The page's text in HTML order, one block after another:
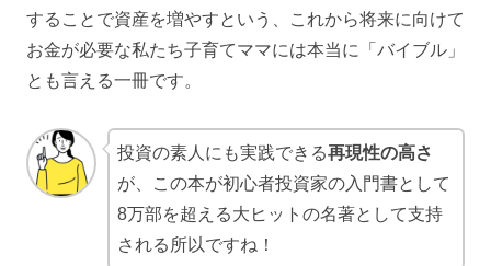
することで資産を増やすという、これから将来に向けて
お金が必要な私たち子育てママには本当に「バイブル」
とも言える一冊です。
投資の素人にも実践できる再現性の高さ
が、この本が初心者投資家の入門書として
8万部を超える大ヒットの名著として支持
される所以ですね！